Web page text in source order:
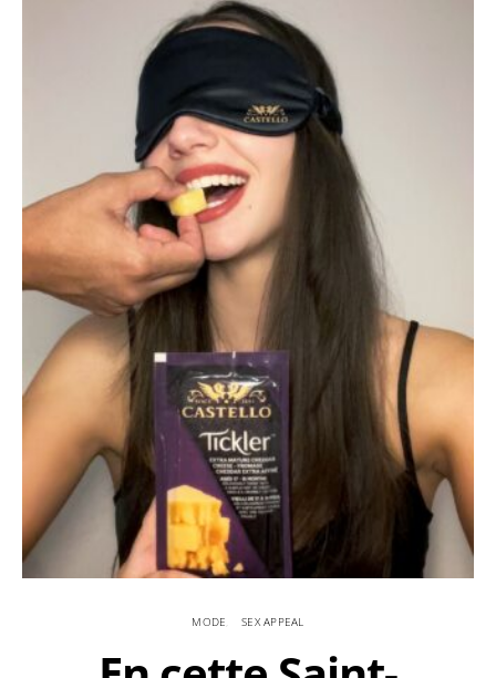
MODE SEX APPEAL